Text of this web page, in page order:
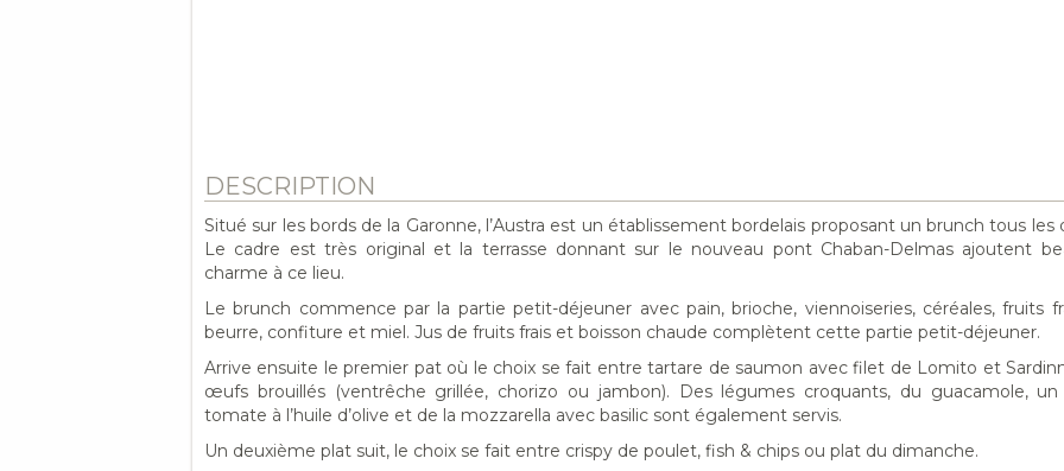
DESCRIPTION
Situé sur les bords de la Garonne, l’Austra est un établissement bordelais proposant un brunch tous les
Le cadre est très original et la terrasse donnant sur le nouveau pont Chaban-Delmas ajoutent
charme à ce lieu.
Le brunch commence par la partie petit-déjeuner avec pain, brioche, viennoiseries, céréales, fruits
beurre, confiture et miel. Jus de fruits frais et boisson chaude complètent cette partie petit-déjeuner.
Arrive ensuite le premier pat où le choix se fait entre tartare de saumon avec filet de Lomito et
œufs brouillés (ventrêche grillée, chorizo ou jambon). Des légumes croquants, du guacamole,
tomate à l’huile d’olive et de la mozzarella avec basilic sont également servis.
Un deuxième plat suit, le choix se fait entre crispy de poulet, fish & chips ou plat du dimanche.